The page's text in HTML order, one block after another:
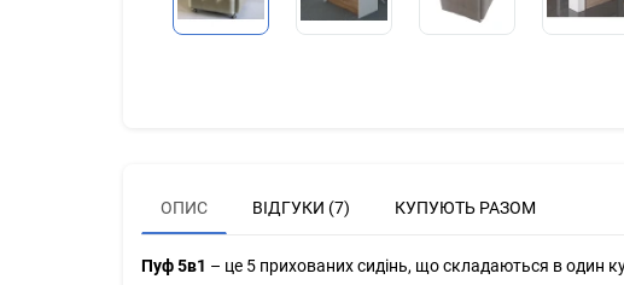
ОПИС ВІДГУКИ (7) КУПУЮТЬ РАЗОМ
Пуф 5в1 – це 5 прихованих сидінь, що складаються в один